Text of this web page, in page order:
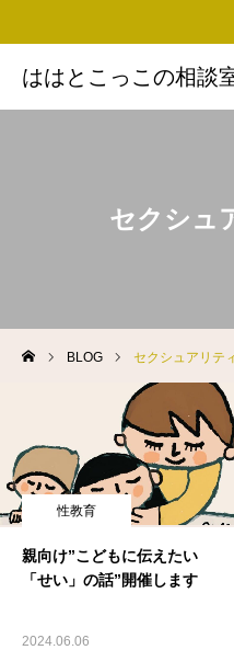
ははとこっこの相談
セクシュ
BLOG セクシュアリテ
性教育
親向け”こどもに伝えたい
「せい」の話”開催します
2024.06.06
実績
講演依頼